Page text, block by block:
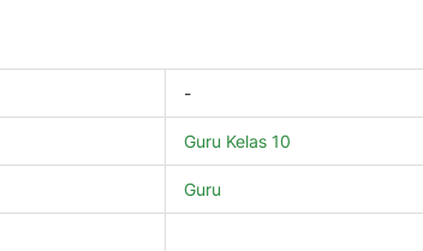
-
Guru Kelas 10
Guru